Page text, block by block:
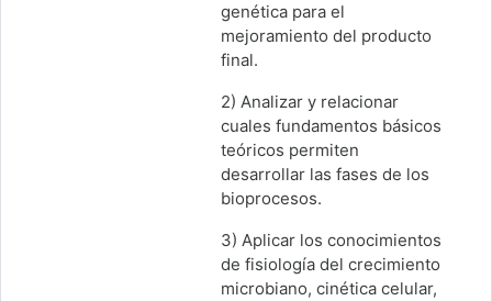
genética para el
mejoramiento del producto
final.
2) Analizar y relacionar
cuales fundamentos básicos
teóricos permiten
desarrollar las fases de los
bioprocesos.
3) Aplicar los conocimientos
de fisiología del crecimiento
microbiano, cinética celular,